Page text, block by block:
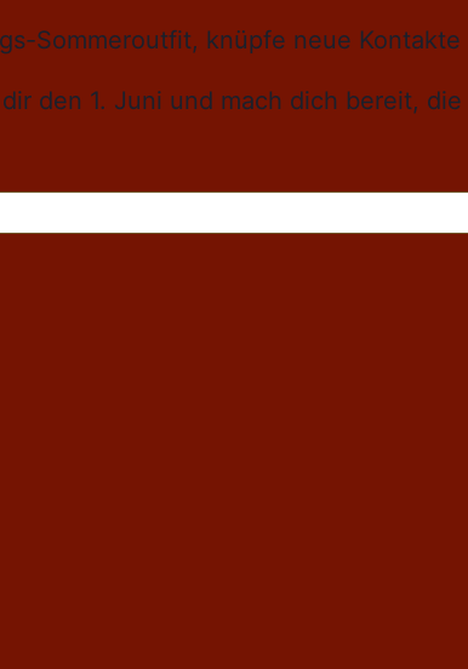
Sommeroutfit, knüpfe neue
den 1. Juni und mach dich bereit,